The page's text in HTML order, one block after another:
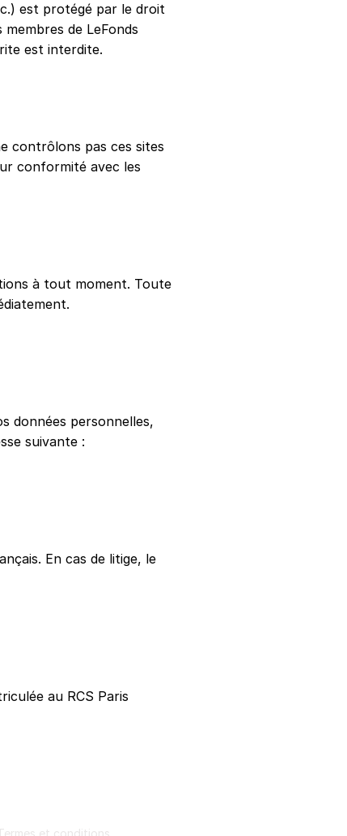
est protégé par le droit
de LeFonds
est interdite.
contrôlons pas ces sites
conformité avec les
à tout moment. Toute
données personnelles,
suivante :
En cas de litige, le
au RCS Paris
et conditions